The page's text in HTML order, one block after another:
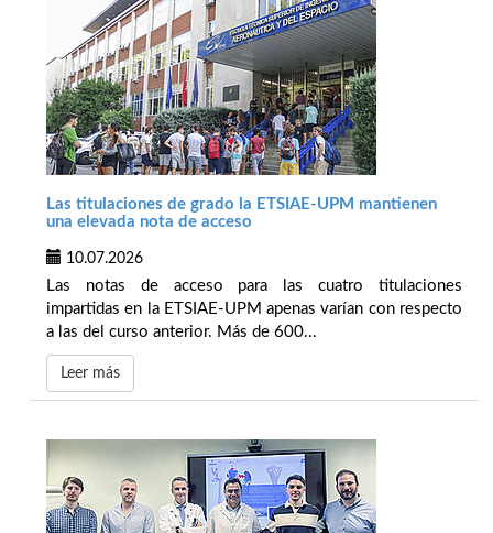
Las titulaciones de grado la ETSIAE-UPM mantienen
una elevada nota de acceso
10.07.2026
Las notas de acceso para las cuatro titulaciones
impartidas en la ETSIAE-UPM apenas varían con respecto
a las del curso anterior. Más de 600...
Leer más